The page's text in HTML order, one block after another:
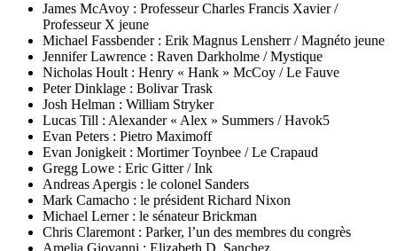
James McAvoy : Professeur Charles Francis Xavier /
Professeur X jeune
Michael Fassbender : Erik Magnus Lensherr / Magnéto jeune
Jennifer Lawrence : Raven Darkholme / Mystique
Nicholas Hoult : Henry « Hank » McCoy / Le Fauve
Peter Dinklage : Bolivar Trask
Josh Helman : William Stryker
Lucas Till : Alexander « Alex » Summers / Havok5
Evan Peters : Pietro Maximoff
Evan Jonigkeit : Mortimer Toynbee / Le Crapaud
Gregg Lowe : Eric Gitter / Ink
Andreas Apergis : le colonel Sanders
Mark Camacho : le président Richard Nixon
Michael Lerner : le sénateur Brickman
Chris Claremont : Parker, l’un des membres du congrès